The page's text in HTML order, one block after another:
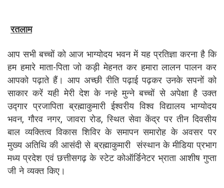
रतलाम
आप सभी बच्चों को आज भाग्योदय भवन में यह प्रतिज्ञा करना है कि
हम हमारे माता-पिता जो कड़ी मेहनत कर हमारा लालन पालन कर
आपको पढ़ाते हैं। आप अच्छी रीति पढ़ाई पढ़कर उनके सपनों को
साकार करें यही मेरी देश के नन्हे मुन्ने बच्चों से अपेक्षा है उक्त
उद्गार प्रजापिता ब्रह्माकुमारी ईश्वरीय विश्व विद्यालय भाग्योदय
भवन, गौरव नगर, जावरा रोड, स्थित सेवा केंद्र पर तीन दिवसीय
बाल व्यक्तित्व विकास शिविर के समापन समारोह के अवसर पर
मुख्य अतिथि की आसंदी से ब्रह्माकुमारी संस्थान के मीडिया प्रभाग
मध्य प्रदेश एवं छत्तीसगढ़ के स्टेट कोऑर्डिनेटर भ्राता आशीष गुप्ता
जी ने व्यक्त किए।